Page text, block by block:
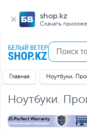
shop.kz
Скачать
Главная Ноутбуки.
Ноутбуки.